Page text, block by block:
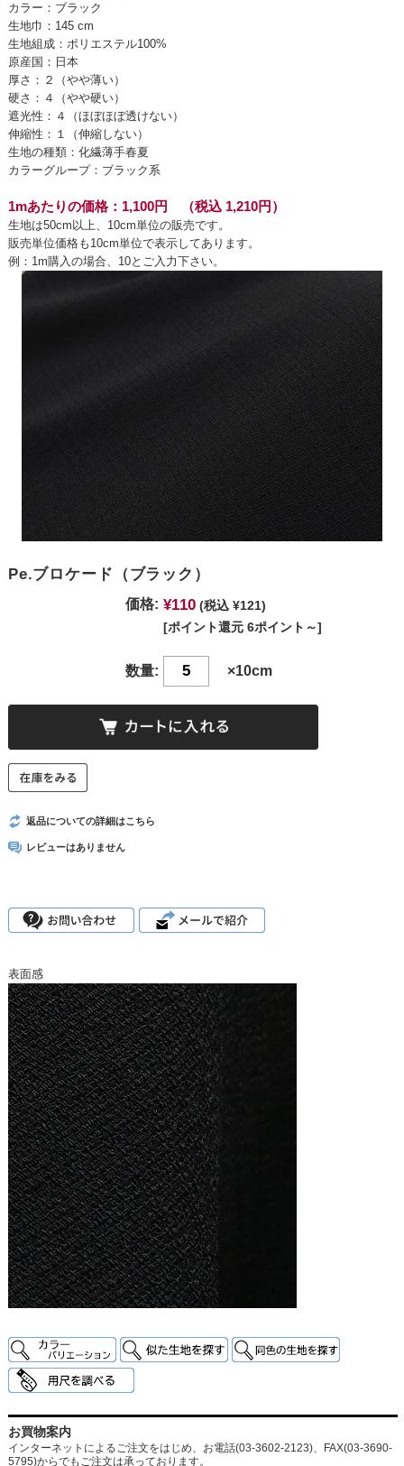
カラー：ブラック
生地巾：145 cm
生地組成：ポリエステル100%
原産国：日本
厚さ：２（やや薄い）
硬さ：４（やや硬い）
遮光性：４（ほぼほぼ透けない）
伸縮性：１（伸縮しない）
生地の種類：化繊薄手春夏
カラーグループ：ブラック系
1mあたりの価格：1,100円 （税込 1,210円）
生地は50cm以上、10cm単位の販売です。
販売単位価格も10cm単位で表示してあります。
例：1m購入の場合、10とご入力下さい。
Pe.ブロケード（ブラック）
価格: ¥110 (税込 ¥121)
[ポイント還元 6ポイント～]
数量: ×10cm
返品についての詳細はこちら
レビューはありません
表面感
お買物案内
インターネットによるご注文をはじめ、お電話(03-3602-2123)、FAX(03-3690-
5795)からでもご注文は承っております。